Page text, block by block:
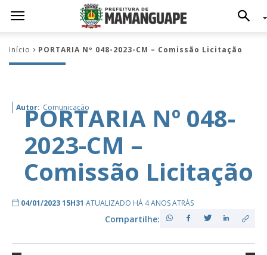
Início PORTARIA Nº 048-2023-CM – Comissão Licitação
Autor: Comunicação
PORTARIA Nº 048-
2023-CM –
Comissão Licitação
04/01/2023 15H31 ATUALIZADO HÁ 4 ANOS ATRÁS
Compartilhe: